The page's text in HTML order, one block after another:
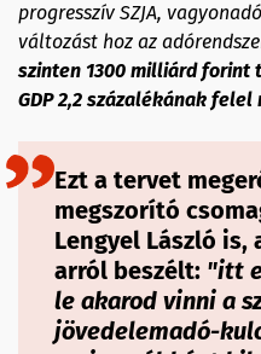
progresszív SZJA,
változást hoz az
szinten 1300 milliárd
GDP 2,2 százalékának
Ezt a tervet
megszorító
Lengyel László is,
arról beszélt: "itt
le akarod vinni a
jövedelemadó-